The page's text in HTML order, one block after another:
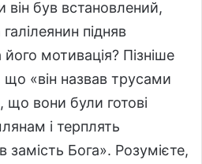
він був встановлений,
підняв
мотивація? Пізніше
«він назвав трусами
що вони були готові
і терплять
замість Бога». Розумієте,